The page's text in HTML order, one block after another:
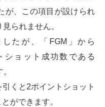
が、この項目が設けられ
られません。
たが、「FGM」から
ショット成功数である
くと2ポイントショット
ができます。